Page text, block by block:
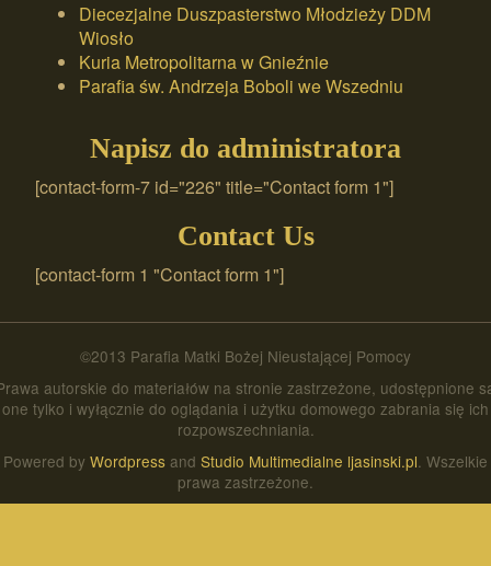
Diecezjalne Duszpasterstwo Młodzieży DDM
Wiosło
Kuria Metropolitarna w Gnieźnie
Parafia św. Andrzeja Boboli we Wszedniu
Napisz do administratora
[contact-form-7 id="226" title="Contact form 1"]
Contact Us
[contact-form 1 "Contact form 1"]
©2013 Parafia Matki Bożej Nieustającej Pomocy
autorskie do materiałów na stronie zastrzeżone, udostępnione
one tylko i wyłącznie do oglądania i użytku domowego zabrania się ich
rozpowszechniania.
Powered by Wordpress and Studio Multimedialne ljasinski.pl . Wszelkie
prawa zastrzeżone.